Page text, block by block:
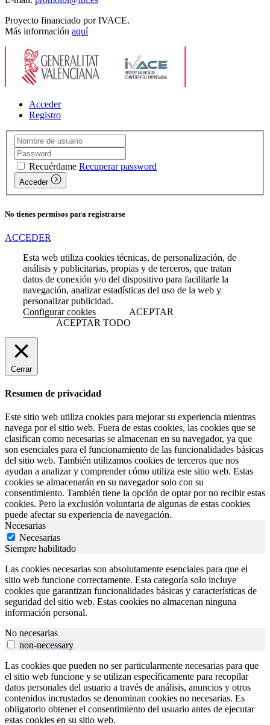
Proyecto financiado por IVACE.
Más información aquí
Acceder
Registro
Recuérdame Recuperar password
Acceder
No tienes permisos para registrarse
ACCEDER
Esta web utiliza cookies técnicas, de personalización, de
análisis y publicitarias, propias y de terceros, que tratan
datos de conexión y/o del dispositivo para facilitarle la
navegación, analizar estadísticas del uso de la web y
personalizar publicidad.
Configurar cookies
ACEPTAR
ACEPTAR TODO
Cerrar
Resumen de privacidad
Este sitio web utiliza cookies para mejorar su experiencia mientras
navega por el sitio web. Fuera de estas cookies, las cookies que se
clasifican como necesarias se almacenan en su navegador, ya que
son esenciales para el funcionamiento de las funcionalidades básicas
del sitio web. También utilizamos cookies de terceros que nos
ayudan a analizar y comprender cómo utiliza este sitio web. Estas
cookies se almacenarán en su navegador solo con su
consentimiento. También tiene la opción de optar por no recibir estas
cookies. Pero la exclusión voluntaria de algunas de estas cookies
puede afectar su experiencia de navegación.
Necesarias
Necesarias
Siempre habilitado
Las cookies necesarias son absolutamente esenciales para que el
sitio web funcione correctamente. Esta categoría solo incluye
cookies que garantizan funcionalidades básicas y características de
seguridad del sitio web. Estas cookies no almacenan ninguna
información personal.
No necesarias
non-necessary
Las cookies que pueden no ser particularmente necesarias para que
el sitio web funcione y se utilizan específicamente para recopilar
datos personales del usuario a través de análisis, anuncios y otros
contenidos incrustados se denominan cookies no necesarias. Es
obligatorio obtener el consentimiento del usuario antes de ejecutar
estas cookies en su sitio web.